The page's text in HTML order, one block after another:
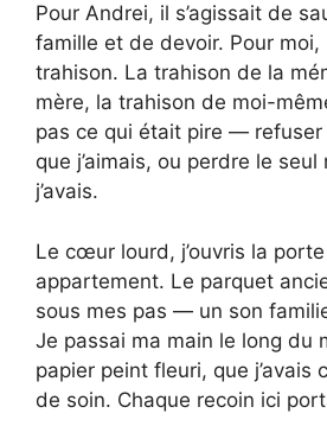
Pour Andrei, il s’agissait de
famille et de devoir. Pour moi,
trahison. La trahison de la
mère, la trahison de moi-
pas ce qui était pire — refuser
que j’aimais, ou perdre le
j’avais.
Le cœur lourd, j’ouvris la
appartement. Le parquet
sous mes pas — un son
Je passai ma main le long du
papier peint fleuri, que j’avais
de soin. Chaque recoin ici